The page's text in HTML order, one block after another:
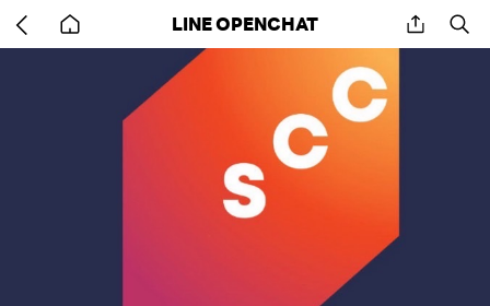
back
to
LINE OPENCHAT share